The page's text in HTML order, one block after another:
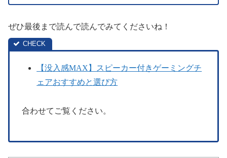
ぜひ最後まで読んで読んでみてくださいね！
【没入感MAX】スピーカー付きゲーミングチ
ェアおすすめと選び方
合わせてご覧ください。